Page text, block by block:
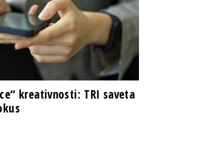
kreativnosti: TRI saveta